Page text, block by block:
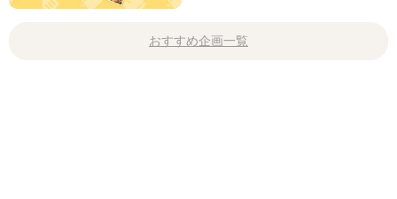
おすすめ企画一覧